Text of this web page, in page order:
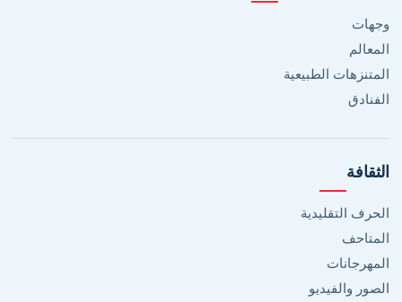
وجهات
المعالم
المتنزهات الطبيعية
الفنادق
الثقافة
الحرف التقليدية
المتاحف
المهرجانات
الصور والفيديو